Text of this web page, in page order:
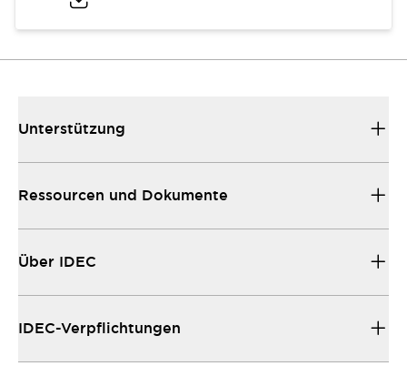
Unterstützung
Ressourcen und Dokumente
Über IDEC
IDEC-Verpflichtungen